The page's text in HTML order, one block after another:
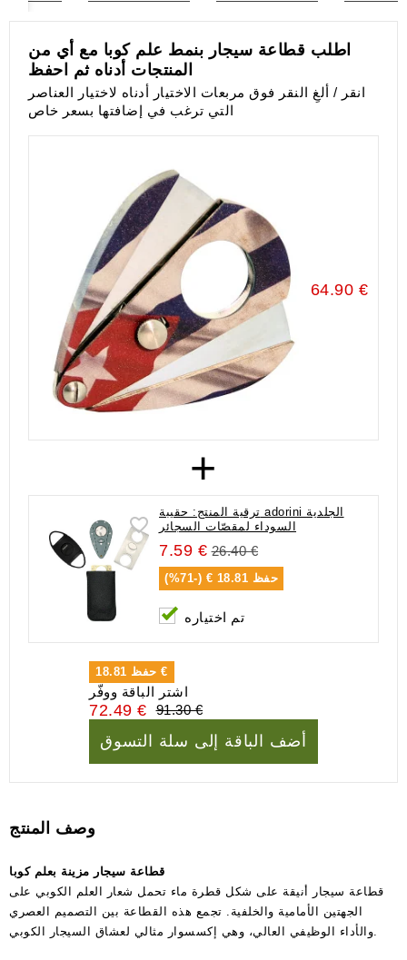
اطلب قطاعة سيجار بنمط علم كوبا مع أي من
المنتجات أدناه ثم احفظ
انقر / ألغِ النقر فوق مربعات الاختيار أدناه لاختيار العناصر
التي ترغب في إضافتها بسعر خاص
64.90 €
+
ترقية المنتج: حقيبة adorini الجلدية
السوداء لمقصّات السجائر
7.59 € 26.40 €
حفظ 18.81 € (-71%)
تم اختياره
حفظ 18.81 €
اشتر الباقة ووفّر
72.49 € 91.30 €
أضف الباقة إلى سلة التسوق
وصف المنتج
قطاعة سيجار مزينة بعلم كوبا
قطاعة سيجار أنيقة على شكل قطرة ماء تحمل شعار العلم الكوبي على
الجهتين الأمامية والخلفية. تجمع هذه القطاعة بين التصميم العصري